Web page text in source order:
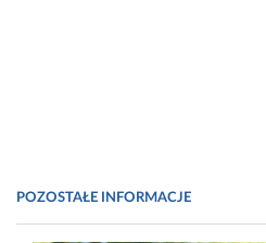
POZOSTAŁE INFORMACJE